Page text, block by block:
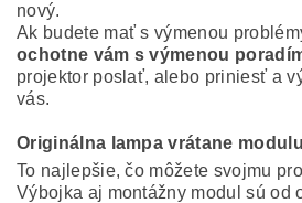
nový.
Ak budete mať s výmenou
ochotne vám s výmenou
projektor poslať, alebo priniesť a
vás.
Originálna lampa vrátane modulu
To najlepšie, čo môžete svojmu
Výbojka aj montážny modul sú od